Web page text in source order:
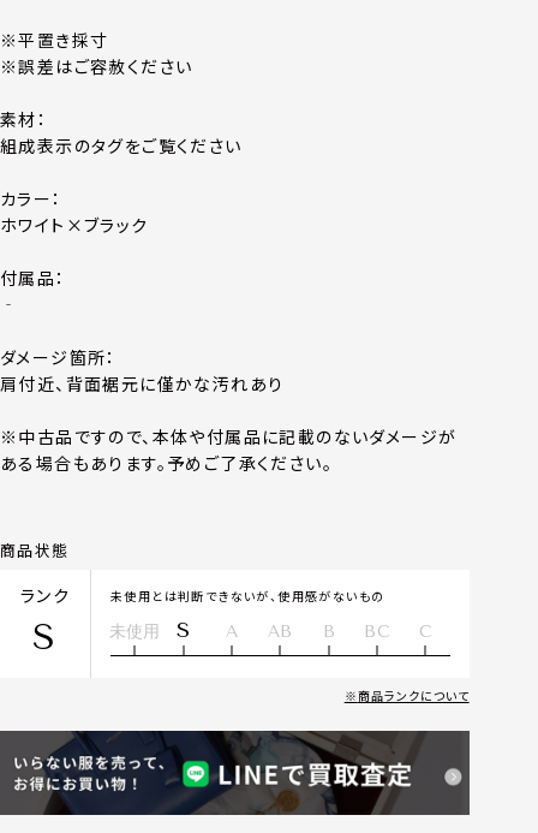
※平置き採寸
※誤差はご容赦ください
素材：
組成表示のタグをご覧ください
カラー：
ホワイト×ブラック
付属品：
‐
ダメージ箇所：
肩付近、背面裾元に僅かな汚れあり
※中古品ですので、本体や付属品に記載のないダメージが
ある場合もあります。予めご了承ください。
商品状態
ランク
S
未使用とは判断できないが、使用感がないもの
未使用 S A AB B BC C
商品ランクについて